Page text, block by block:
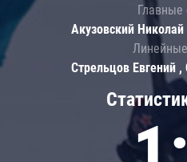
Главные
Акузовский
Стрельцов Евгений